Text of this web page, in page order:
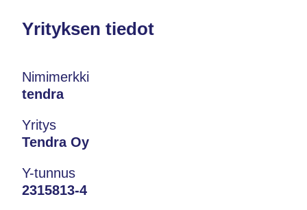
Yrityksen tiedot
Nimimerkki
tendra
Yritys
Tendra Oy
Y-tunnus
2315813-4